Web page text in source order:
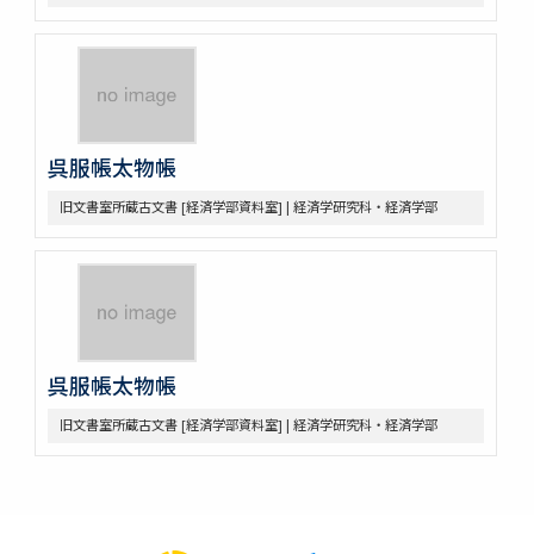
呉服帳太物帳
旧文書室所蔵古文書 [経済学部資料室] | 経済学研究科・経済学部
呉服帳太物帳
旧文書室所蔵古文書 [経済学部資料室] | 経済学研究科・経済学部